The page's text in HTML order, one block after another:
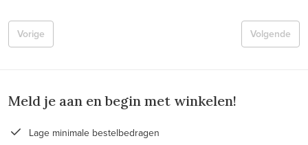
Volgende
Vorige
Meld je aan en begin met winkelen!
Lage minimale bestelbedragen